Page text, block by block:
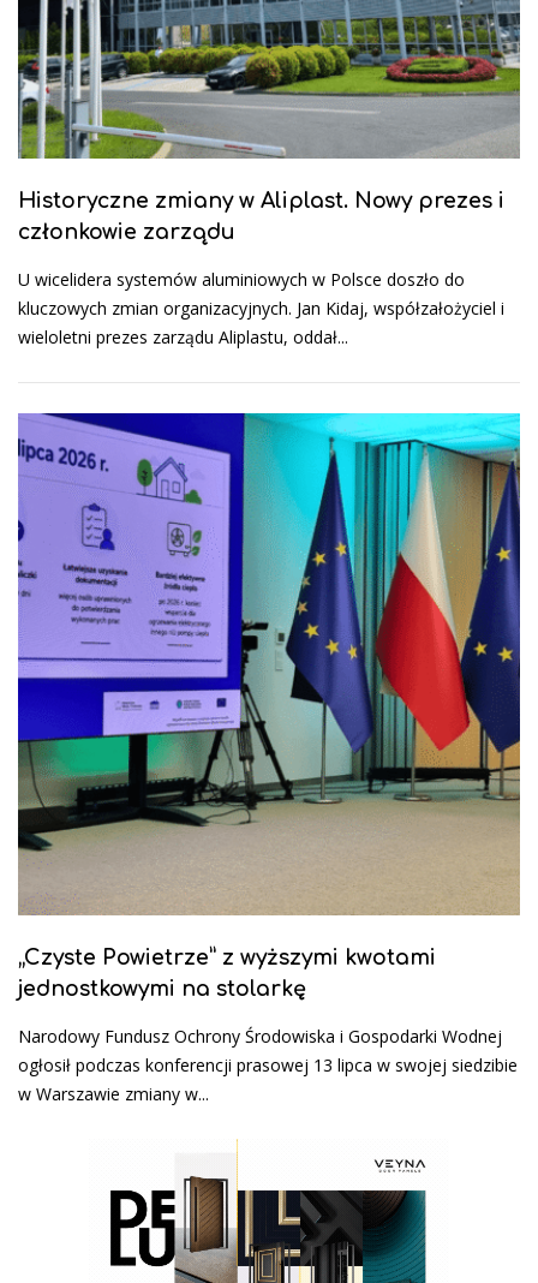
Historyczne zmiany w Aliplast. Nowy prezes i
członkowie zarządu
U wicelidera systemów aluminiowych w Polsce doszło do
kluczowych zmian organizacyjnych. Jan Kidaj, współzałożyciel i
wieloletni prezes zarządu Aliplastu, oddał...
„Czyste Powietrze” z wyższymi kwotami
jednostkowymi na stolarkę
Narodowy Fundusz Ochrony Środowiska i Gospodarki Wodnej
ogłosił podczas konferencji prasowej 13 lipca w swojej siedzibie
w Warszawie zmiany w...